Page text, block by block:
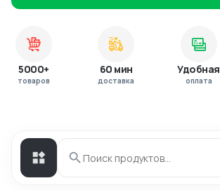
5000+
товаров
60 мин
доставка
Удобная
оплата